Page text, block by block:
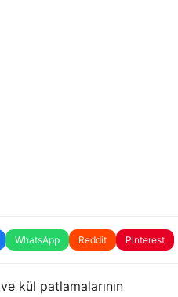
WhatsApp Reddit Pinterest
kül patlamalarının